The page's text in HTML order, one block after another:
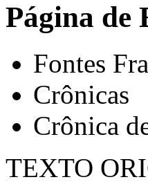
Página de
Fontes
Crônicas
Crônica
TEXTO